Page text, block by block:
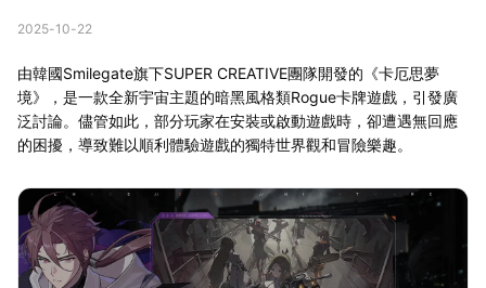
2025-10-22
由韓國Smilegate旗下SUPER CREATIVE團隊開發的《卡厄思夢
境》，是一款全新宇宙主題的暗黑風格類Rogue卡牌遊戲，引發廣
泛討論。儘管如此，部分玩家在安裝或啟動遊戲時，卻遭遇無回應
的困擾，導致難以順利體驗遊戲的獨特世界觀和冒險樂趣。